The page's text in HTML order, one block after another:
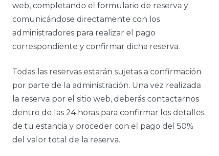
web, completando el formulario de reserva y
comunicándose directamente con los
administradores para realizar el pago
correspondiente y confirmar dicha reserva.
Todas las reservas estarán sujetas a confirmación
por parte de la administración. Una vez realizada
la reserva por el sitio web, deberás contactarnos
dentro de las 24 horas para confirmar los detalles
de tu estancia y proceder con el pago del 50%
del valor total de la reserva.